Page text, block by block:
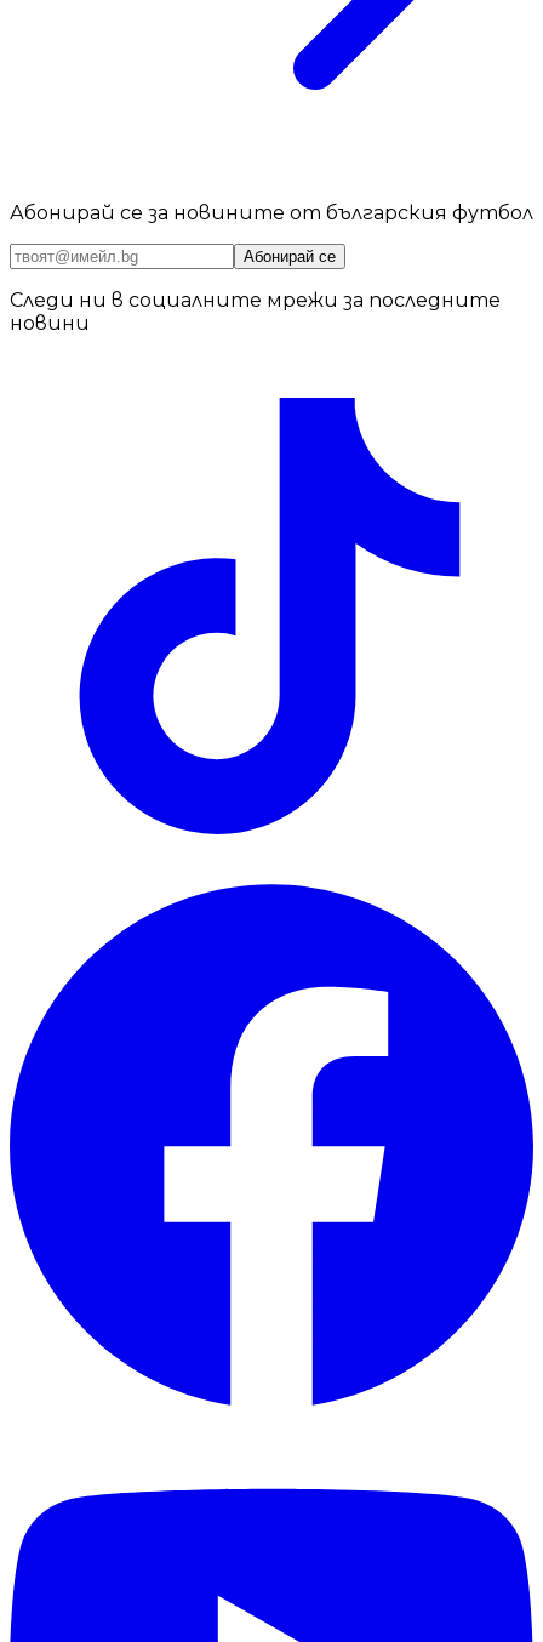
Абонирай се за новините от българския футбол
Абонирай се
Следи ни в социалните мрежи за последните
новини